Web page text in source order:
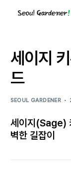
세이지
드
SEOUL GARDENER
세이지(Sage)
벽한 길잡이